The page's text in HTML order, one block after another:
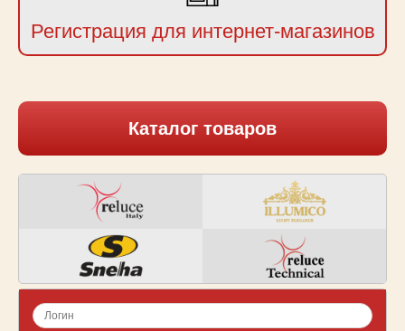
Регистрация для интернет-магазинов
Каталог товаров